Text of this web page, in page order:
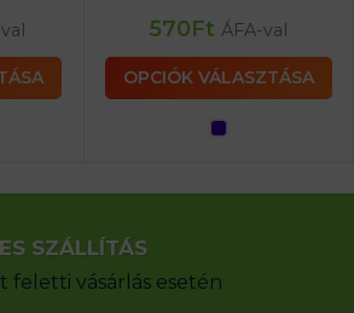
570Ft ÁFA-val
OPCIÓK VÁLASZTÁSA
SZÁLLÍTÁS
feletti vásárlás esetén